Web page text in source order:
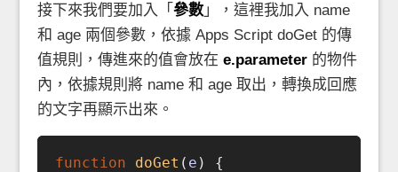
接下來我們要加入「參數 」，這裡我加入 name
和 age 兩個參數，依據 Apps Script doGet 的傳
值規則，傳進來的值會放在e.parameter 的物件
內，依據規則將 name 和 age 取出，轉換成回應
的文字再顯示出來。
function doGet ( e ) {